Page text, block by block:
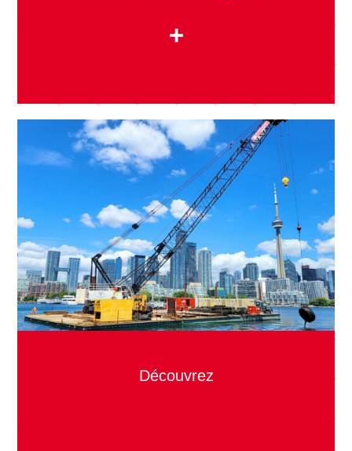
+
Découvrez